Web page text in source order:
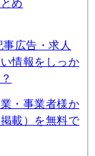
め
広告・求人
情報をしっか
・事業者様か
載）を無料で